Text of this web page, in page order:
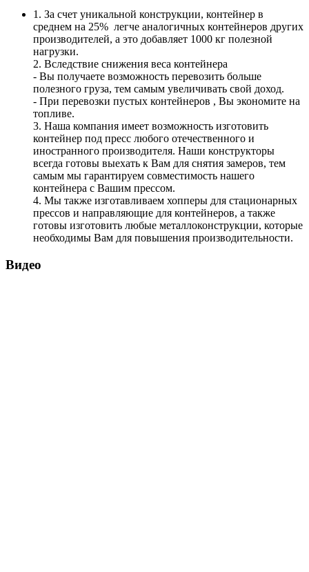
1. За счет уникальной конструкции, контейнер в
среднем на 25% легче аналогичных контейнеров других
производителей, а это добавляет 1000 кг полезной
нагрузки.
2. Вследствие снижения веса контейнера
- Вы получаете возможность перевозить больше
полезного груза, тем самым увеличивать свой доход.
- При перевозки пустых контейнеров , Вы экономите на
топливе.
3. Наша компания имеет возможность изготовить
контейнер под пресс любого отечественного и
иностранного производителя. Наши конструкторы
всегда готовы выехать к Вам для снятия замеров, тем
самым мы гарантируем совместимость нашего
контейнера с Вашим прессом.
4. Мы также изготавливаем хопперы для стационарных
прессов и направляющие для контейнеров, а также
готовы изготовить любые металлоконструкции, которые
необходимы Вам для повышения производительности.
Видео